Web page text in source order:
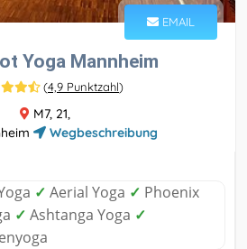
EMAIL
Yoga Mannheim
(4,9 Punktzahl)
M7, 21,
Wegbeschreibung
✓ Aerial Yoga ✓ Phoenix
✓ Ashtanga Yoga ✓